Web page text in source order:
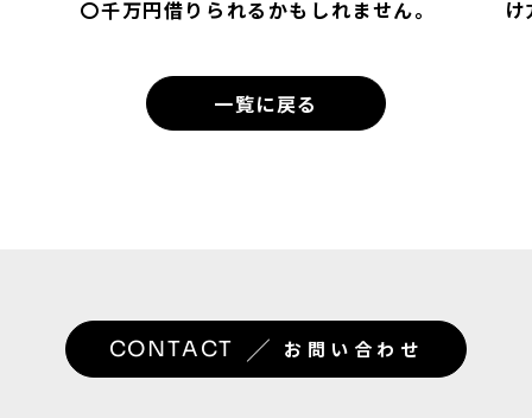
け方
一覧に戻る
CONTACT ／ お問い合わせ